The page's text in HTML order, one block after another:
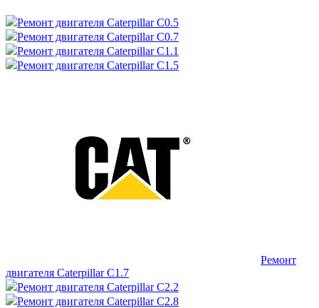
Ремонт двигателя Caterpillar C0.5
Ремонт двигателя Caterpillar C0.7
Ремонт двигателя Caterpillar C1.1
Ремонт двигателя Caterpillar C1.5
Ремонт
двигателя Caterpillar C1.7
Ремонт двигателя Caterpillar C2.2
Ремонт двигателя Caterpillar C2.8